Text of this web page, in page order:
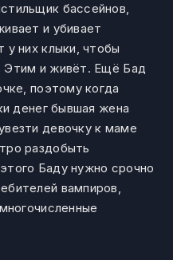
бассейнов,
и убивает
у них клыки, чтобы
Этим и живёт. Ещё Бад
поэтому когда
денег бывшая жена
девочку к маме
раздобыть
Баду нужно срочно
вампиров,